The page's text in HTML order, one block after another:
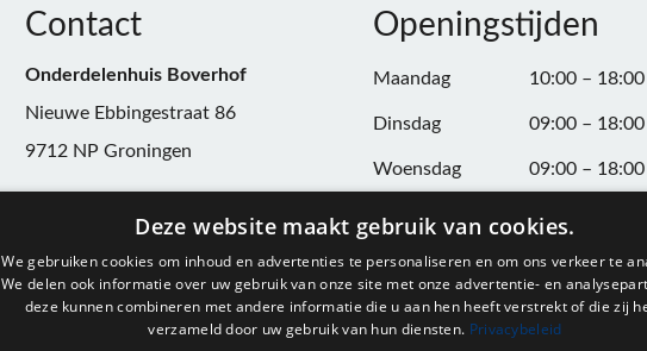
Contact
Onderdelenhuis Boverhof
Nieuwe Ebbingestraat 86
9712 NP Groningen
winkel@onderdelenhuisgroningen.nl
91037743
Openingstijden
Maandag 10:00 –
Dinsdag 09:00 –
Woensdag 09:00 –
Donderdag 09:00 – 20:00
Vrijdag 09:00 –
Zaterdag 09:00 – 17:00
Deze website maakt gebruik van cookies.
We gebruiken cookies om inhoud en advertenties te personaliseren en om ons verkeer te
We delen ook informatie over uw gebruik van onze site met onze advertentie- en
deze kunnen combineren met andere informatie die u aan hen heeft verstrekt of die zij
verzameld door uw gebruik van hun diensten. Privacybeleid